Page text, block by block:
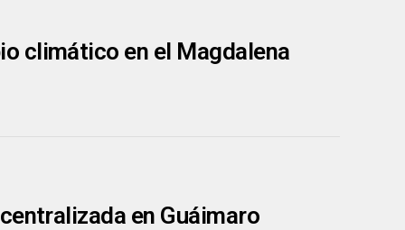
climático en el Magdalena
en Guáimaro